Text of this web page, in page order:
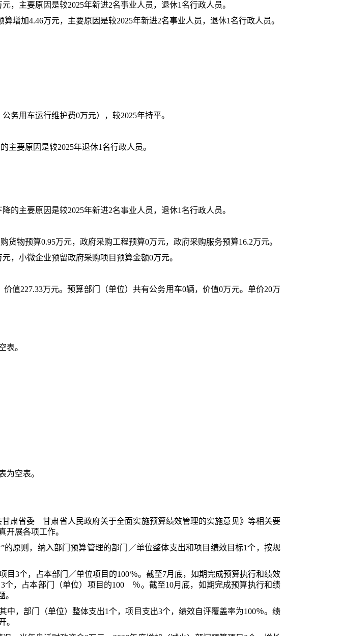
元，主要原因 是较2025年新进2名事业人员，退休1名行政人员。
算增加4.46万元，主要原因是较2025年新进2名事业人员，退休1名行政人员。
公务用车运行维护费0万元），较2025年持平。
主要原因是较2025年退休1名行政人员。
降的主要原因是较2025年新进2名事业人员，退休1名行政人员。
货物预算0.95万元，政府采购工程预算0万元，政府采购服务预算16.2万元。
元，小微企业预留政府采购项目预算金额0万元。
价值227.33万元。预算部门（单位）共有公务用车0辆，价值0万元。单价20万
表。
为空表。
肃省委
甘肃省人民政府关于全面实施预算绩效管理的实施意见》等相关要
开展各项工作。
的原则，纳入部门预算管理的部门 ／单位整体支出和项目绩效目标1个，按规
目3个，占本部门 ／单位项目的100％。截至7月底，如期完成预算执行和绩效
3个，占本部门（单位）项目的100
％。截至10月底，如期完成预算执行和绩
。
中，部门（单位）整体支出1个，项目支出3个，绩效自评覆盖率为100％。绩
。